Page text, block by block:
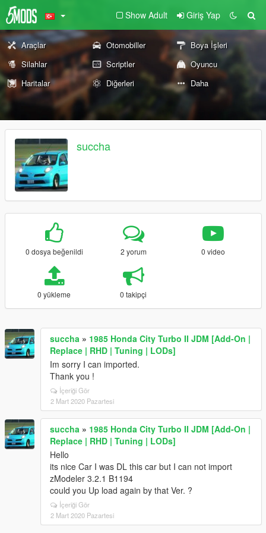
Show Adult Giriş Yap
Araçlar Otomobiller
Boya İşleri
Silahlar
Scriptler
Oyuncu
Haritalar
Diğerleri Daha
succha
0 dosya beğenildi 2 yorum 0 video
0 yükleme 0 takipçi
succha » 1985 Honda City Turbo II JDM [Add-On |
Replace | RHD | Tuning | LODs]
Im sorry I can imported.
Thank you !
İçeriği Gör
2 Mart 2020 Pazartesi
succha » 1985 Honda City Turbo II JDM [Add-On |
Replace | RHD | Tuning | LODs]
Hello
its nice Car I was DL this car but I can not import
zModeler 3.2.1 B1194
could you Up load again by that Ver. ?
İçeriği Gör
2 Mart 2020 Pazartesi